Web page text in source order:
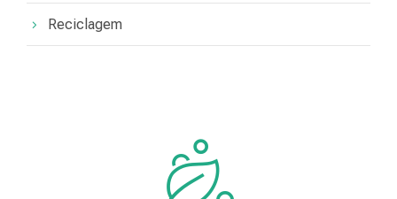
Reciclagem